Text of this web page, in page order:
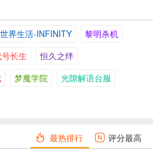
界生活-INFINITY
黎明杀机
长生
恒久之绊
梦魔学院
光隙解语台服
最热排行 评分最高